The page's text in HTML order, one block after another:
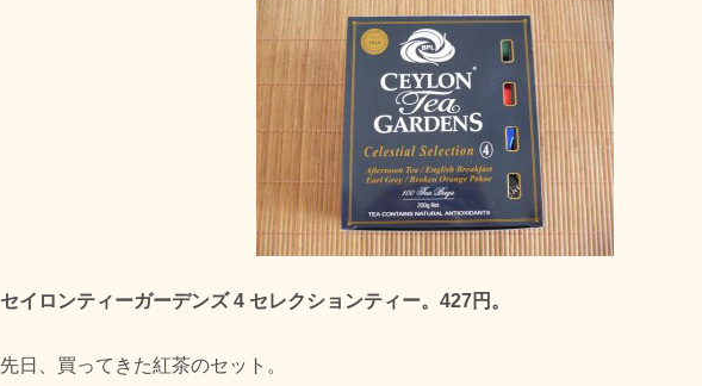
セイロンティーガーデンズ 4 セレクションティー。427円。
先日、買ってきた紅茶のセット。